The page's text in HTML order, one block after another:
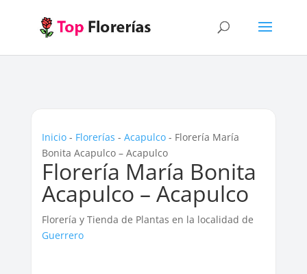
Inicio- Florerías - Acapulco- Florería María
Bonita Acapulco – Acapulco
Florería María Bonita
Acapulco – Acapulco
Florería y Tienda de Plantas en la localidad de
Guerrero